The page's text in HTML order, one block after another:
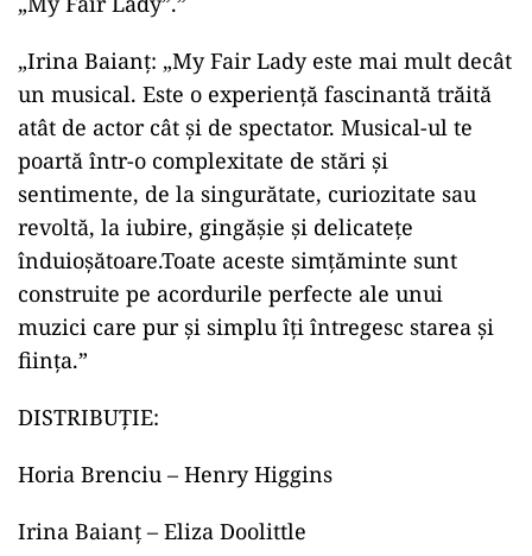
„Irina Baianț: „My Fair Lady este mai mult decât
un musical. Este o experiență fascinantă trăită
atât de actor cât și de spectator. Musical-ul te
poartă într-o complexitate de stări și
sentimente, de la singurătate, curiozitate sau
revoltă, la iubire, gingăşie şi delicateţe
înduioşătoare.Toate aceste simțăminte sunt
construite pe acordurile perfecte ale unui
muzici care pur și simplu îți întregesc starea și
ființa.”
DISTRIBUȚIE:
Horia Brenciu – Henry Higgins
Irina Baianț – Eliza Doolittle